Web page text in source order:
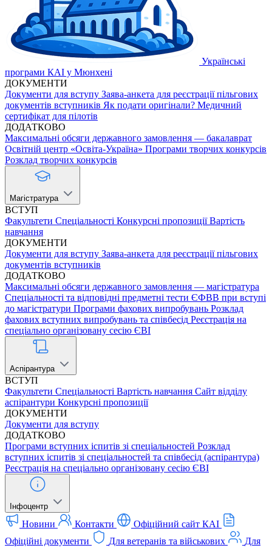
Українські
програми КАІ у Мюнхені
ДОКУМЕНТИ
Документи для вступу Заява-анкета для реєстрації пільгових
документів вступників Як подати оригінали? Медичний
сертифікат для пілотів
ДОДАТКОВО
Максимальні обсяги державного замовлення — бакалаврат
Освітній центр «Освіта-Україна» Програми творчих конкурсів
Розклад творчих конкурсів
Магістратура
ВСТУП
Факультети Спеціальності Конкурсні пропозиції Вартість
навчання
ДОКУМЕНТИ
Документи для вступу Заява-анкета для реєстрації пільгових
документів вступників
ДОДАТКОВО
Максимальні обсяги державного замовлення — магістратура
Спеціальності та відповідні предметні тести ЄФВВ при вступі
до магістратури Програми фахових випробувань Розклад
фахових вступних випробувань та співбесід Реєстрація на
спеціально організовану сесію ЄВІ
Аспірантура
ВСТУП
Факультети Спеціальності Вартість навчання Сайт відділу
аспірантури Конкурсні пропозиції
ДОКУМЕНТИ
Документи для вступу
ДОДАТКОВО
Програми вступних іспитів зі спеціальностей Розклад
вступних іспитів зі спеціальностей та співбесід (аспірантура)
Реєстрація на спеціально організовану сесію ЄВІ
Інфоцентр
Новини Контакти
Офіційний сайт КАІ
Офіційні документи
Для ветеранів та військових
Для